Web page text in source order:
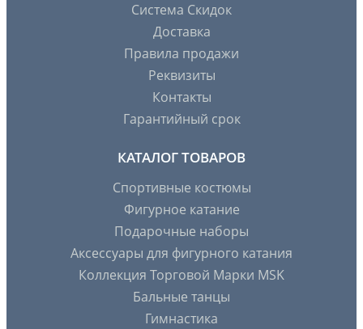
Система Скидок
Доставка
Правила продажи
Реквизиты
Контакты
Гарантийный срок
КАТАЛОГ ТОВАРОВ
Спортивные костюмы
Фигурное катание
Подарочные наборы
Аксессуары для фигурного катания
Коллекция Торговой Марки MSK
Бальные танцы
Гимнастика